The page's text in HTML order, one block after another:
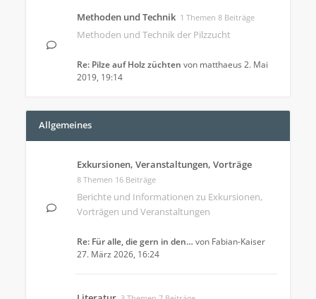
Methoden und Technik 1 Themen 8 Beiträge
Methoden und Technik der Pilzzucht
Re: Pilze auf Holz züchten von matthaeus 2. Mai
2019, 19:14
Allgemeines
Exkursionen, Veranstaltungen, Vorträge
8 Themen 16 Beiträge
Berichte und Informationen zu Exkursionen,
Vorträgen und Veranstaltungen
Re: Für alle, die gern in den… von Fabian-Kaiser
27. März 2026, 16:24